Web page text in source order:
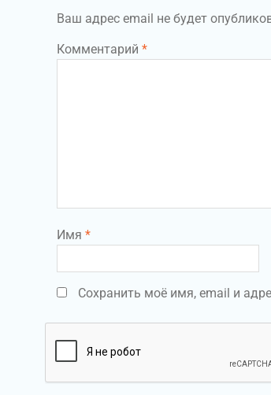
Ваш адрес email не будет
Комментарий *
Имя *
Сохранить моё имя, email и